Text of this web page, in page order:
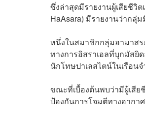
ซึ่งล่าสุดมีรายงานผู้เสียชีวิ
HaAsara) มีรายงานว่ากลุ่
หนึ่งในสมาชิกกลุ่มฮามาสร
ทางการอิสราเอลที่บุกมัสยิ
นักโทษปาเลสไตน์ในเรือนจ
ขณะที่เบื้องต้นพบว่ามีผู้เสีย
ป้องกันการโจมตีทางอากา